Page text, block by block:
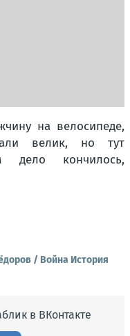
на велосипеде,
велик, но тут
дело кончилось,
/ Война История
в ВКонтакте